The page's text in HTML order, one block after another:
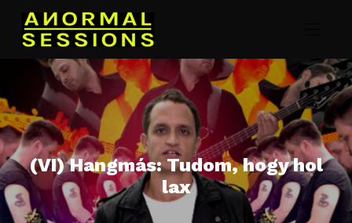
(VI) Hangmás: Tudom, hogy hol
lax